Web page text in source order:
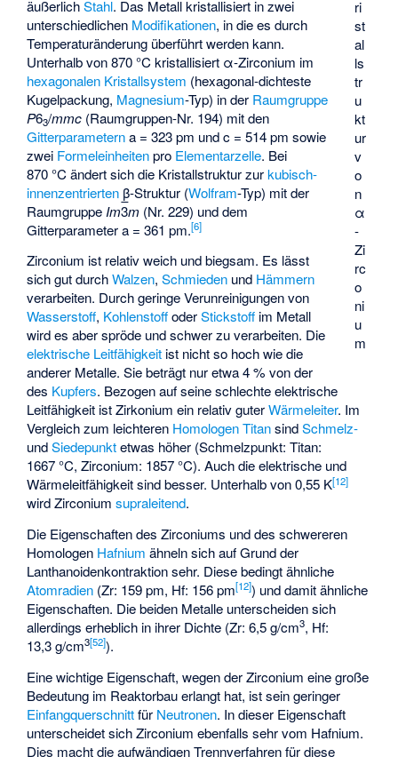
ri
st
al
ls
tr
u
kt
ur
v
o
n
α
-
Zi
rc
o
ni
u
m
äußerlichStahl. Das Metall kristallisiert in zwei
unterschiedlichen Modifikationen, in die es durch
Temperaturänderung überführt werden kann.
Unterhalb von 870 °C kristallisiert α-Zirconium im
hexagonalen Kristallsystem (hexagonal-dichteste
Kugelpackung, Magnesium-Typ) in der Raumgruppe
P63/mmc (Raumgruppen-Nr. 194) mit den
Gitterparameterna = 323 pm und c = 514 pm sowie
zwei Formeleinheitenpro Elementarzelle. Bei
870 °C ändert sich die Kristallstruktur zurkubisch-
innenzentrierten β-Struktur (Wolfram-Typ) mit der
Raumgruppe Im3m (Nr. 229) und dem
Gitterparameter a = 361 pm.[6]
Zirconium ist relativ weich und biegsam. Es lässt
sich gut durchWalzen,Schmieden und Hämmern
verarbeiten. Durch geringe Verunreinigungen von
Wasserstoff, KohlenstoffoderStickstoff im Metall
wird es aber spröde und schwer zu verarbeiten. Die
elektrische Leitfähigkeit ist nicht so hoch wie die
anderer Metalle. Sie beträgt nur etwa 4 % von der
des Kupfers. Bezogen auf seine schlechte elektrische
Leitfähigkeit ist Zirkonium ein relativ guterWärmeleiter. Im
Vergleich zum leichteren Homologen TitansindSchmelz-
undSiedepunktetwas höher (Schmelzpunkt: Titan:
1667 °C, Zirconium: 1857 °C). Auch die elektrische und
Wärmeleitfähigkeit sind besser. Unterhalb von 0,55 K[12]
wird Zirconiumsupraleitend.
Die Eigenschaften des Zirconiums und des schwereren
Homologen Hafnium ähneln sich auf Grund der
Lanthanoidenkontraktionsehr. Diese bedingt ähnliche
Atomradien (Zr: 159 pm, Hf: 156 pm[12]) und damit ähnliche
Eigenschaften. Die beiden Metalle unterscheiden sich
allerdings erheblich in ihrer Dichte (Zr: 6,5 g/cm3, Hf:
13,3 g/cm3[52]).
Eine wichtige Eigenschaft, wegen der Zirconium eine große
Bedeutung im Reaktorbau erlangt hat, ist sein geringer
Einfangquerschnittfür Neutronen. In dieser Eigenschaft
unterscheidet sich Zirconium ebenfalls sehr vom Hafnium.
Dies macht die aufwändigen Trennverfahren für diese